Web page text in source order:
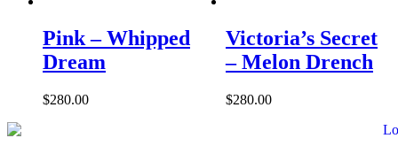
Pink – Whipped
Dream
$280.00
Victoria’s Secret
– Melon Drench
$280.00